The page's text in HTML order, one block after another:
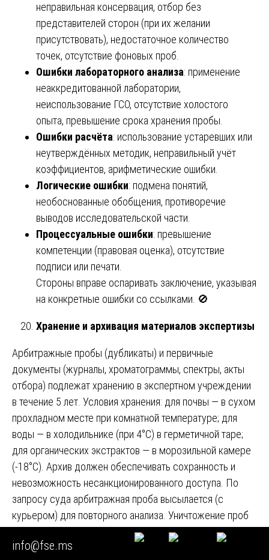
неправильная консервация, отбор без
представителей сторон (при их желании
присутствовать), недостаточное количество
точек, отсутствие фоновых проб.
Ошибки лабораторного анализа: применение
неаккредитованной лаборатории,
неиспользование ГСО, отсутствие холостого
опыта, превышение срока хранения пробы.
Ошибки расчёта: использование устаревших или
неутверждённых методик, неправильный учёт
коэффициентов, арифметические ошибки.
Логические ошибки: подмена понятий,
необоснованные обобщения, противоречие
выводов исследовательской части.
Процессуальные ошибки: превышение
компетенции (правовая оценка), отсутствие
подписи или печати.
Стороны вправе оспаривать заключение, указывая
на конкретные ошибки со ссылками. 🚫
Хранение и архивация материалов экспертизы
Арбитражные пробы (дубликаты) и первичные
документы (журналы, хроматограммы, спектры, акты
отбора) подлежат хранению в экспертном учреждении
в течение 5 лет. Условия хранения: для почвы — в сухом
прохладном месте при комнатной температуре; для
воды — в холодильнике (при 4°С) в герметичной таре;
для органических экстрактов — в морозильной камере
(-18°С). Архив должен обеспечивать сохранность и
невозможность несанкционированного доступа. По
запросу суда арбитражная проба высылается (с
курьером) для повторного анализа. Уничтожение проб
производится по акту комиссии с разрешения
руководителя учреждения после истечения срока
info@fse.ms